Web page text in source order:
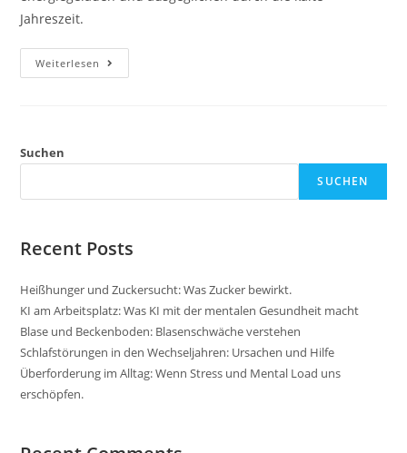
Jahreszeit.
Weiterlesen Immunsystem
Im
Suchen
SUCHEN
Recent Posts
Heißhunger und Zuckersucht: Was Zucker bewirkt.
KI am Arbeitsplatz: Was KI mit der mentalen Gesundheit macht
Blase und Beckenboden: Blasenschwäche verstehen
Schlafstörungen in den Wechseljahren: Ursachen und Hilfe
Überforderung im Alltag: Wenn Stress und Mental Load uns
erschöpfen.